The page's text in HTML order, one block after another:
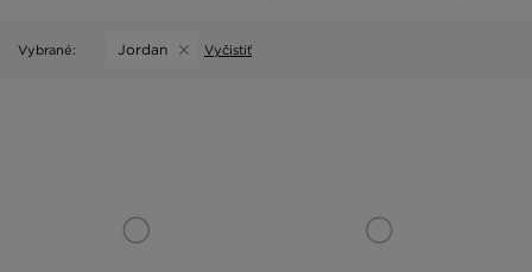
Vybrané: Jordan Vyčistiť